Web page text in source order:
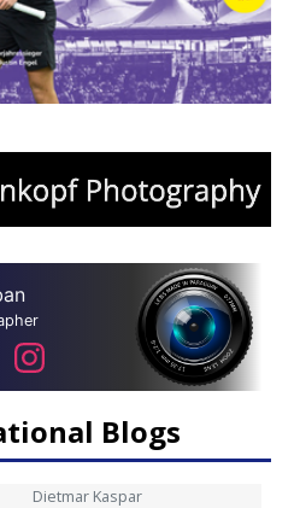
Blogs
Dietmar Kaspar